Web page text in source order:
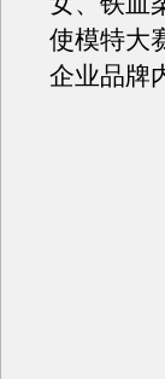
使模特大
企业品牌